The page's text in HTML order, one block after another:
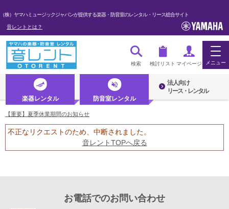
（株）ヤマハミュージックジャパンが提供する楽器・防音室のレンタル・リース総合サイト
音レントとは？
検索 検討リスト マイページ メニュー
ログイン・マイページ
新規会員登録（無料）
初めての方へ・音レントとは
楽器レンタル 防音室レンタル
楽器レンタル 防音室レンタル
法人向け
リース・レンタル
【重要】夏季休業期間のお知らせ
不正なリクエストのため、中断されました。
音レントTOPへ戻る
お電話でのお問い合わせ